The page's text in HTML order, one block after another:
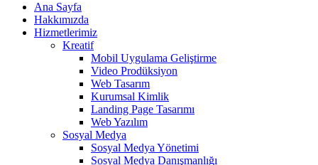
Ana Sayfa
Hakkımızda
Hizmetlerimiz
Kreatif
Mobil Uygulama Geliştirme
Video Prodüksiyon
Web Tasarım
Kurumsal Kimlik
Landing Page Tasarımı
Web Yazılım
Sosyal Medya
Sosyal Medya Yönetimi
Sosyal Medya Danışmanlığı